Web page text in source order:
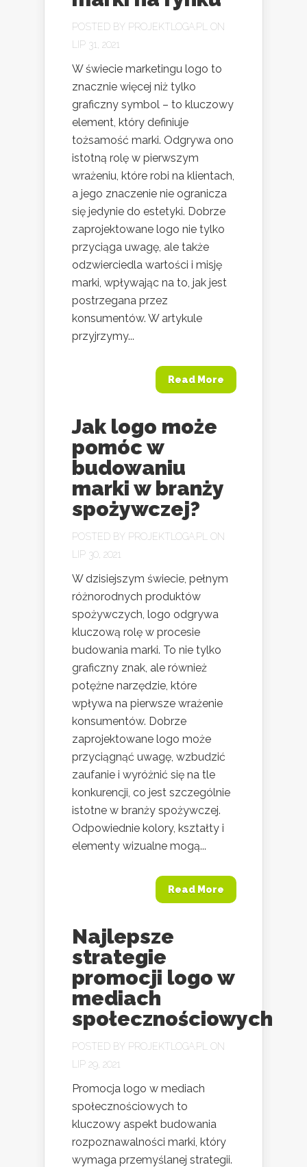
POSTED BY PROJEKTLOGA.PL
ON
LIP 31, 2021
W świecie marketingu logo to
znacznie więcej niż tylko
graficzny symbol – to kluczowy
element, który definiuje
tożsamość marki. Odgrywa ono
istotną rolę w pierwszym
wrażeniu, które robi na klientach,
a jego znaczenie nie ogranicza
się jedynie do estetyki. Dobrze
zaprojektowane logo nie tylko
przyciąga uwagę, ale także
odzwierciedla wartości i misję
marki, wpływając na to, jak jest
postrzegana przez
konsumentów. W artykule
przyjrzymy...
Read More
Jak logo może
pomóc w
budowaniu
marki w branży
spożywczej?
POSTED BY PROJEKTLOGA.PL
ON
LIP 30, 2021
W dzisiejszym świecie, pełnym
różnorodnych produktów
spożywczych, logo odgrywa
kluczową rolę w procesie
budowania marki. To nie tylko
graficzny znak, ale również
potężne narzędzie, które
wpływa na pierwsze wrażenie
konsumentów. Dobrze
zaprojektowane logo może
przyciągnąć uwagę, wzbudzić
zaufanie i wyróżnić się na tle
konkurencji, co jest szczególnie
istotne w branży spożywczej.
Odpowiednie kolory, kształty i
elementy wizualne mogą...
Read More
Najlepsze
strategie
promocji logo w
mediach
społecznościowych
POSTED BY PROJEKTLOGA.PL
ON
LIP 29, 2021
Promocja logo w mediach
społecznościowych to
kluczowy aspekt budowania
rozpoznawalności marki, który
wymaga przemyślanej strategii.